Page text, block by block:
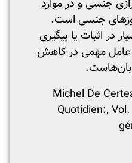
جنسی و در موارد
جنسی است.
در اثبات یا پیگیری
عامل مهمی در کاهش
: Michel De
Quotidien:,